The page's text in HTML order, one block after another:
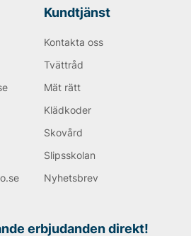
Kundtjänst
Kontakta oss
Tvättråd
Mät rätt
Klädkoder
Skovård
Slipsskolan
Nyhetsbrev
erbjudanden direkt!